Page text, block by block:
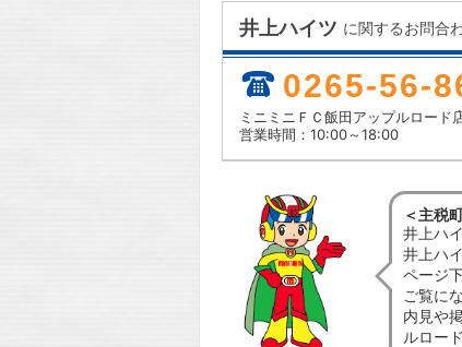
井上ハイツ に関するお問合
0265-56-
ミニミニＦＣ飯田アップルロード
営業時間：10:00～18:00
＜主税
井上ハ
井上ハ
ページ
ご覧に
内見や
ルロー